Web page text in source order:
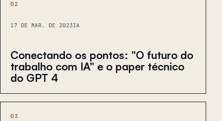
02
17 DE MAR. DE 2023IA
Conectando os pontos: "O futuro do
trabalho com IA" e o paper técnico
do GPT 4
03